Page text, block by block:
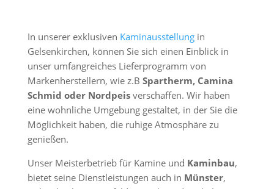
In unserer exklusiven Kaminausstellungin
Gelsenkirchen, können Sie sich einen Einblick in
unser umfangreiches Lieferprogramm von
Markenherstellern, wie z.B Spartherm, Camina
Schmid oder Nordpeisverschaffen. Wir haben
eine wohnliche Umgebung gestaltet, in der Sie die
Möglichkeit haben, die ruhige Atmosphäre zu
genießen.
Unser Meisterbetrieb für Kamine und Kaminbau,
bietet seine Dienstleistungen auch in Münster,